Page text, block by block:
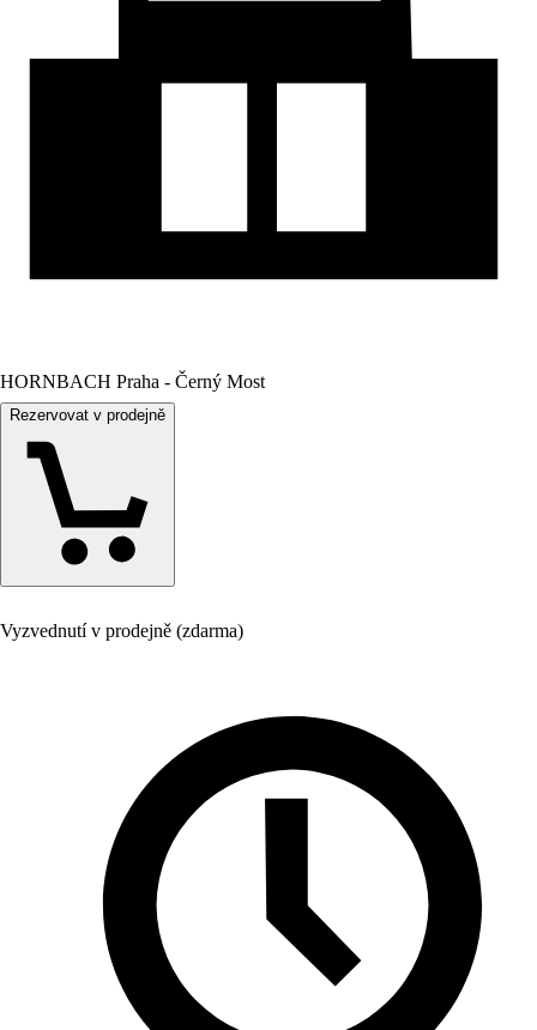
HORNBACH Praha - Černý Most
Rezervovat v prodejně
Vyzvednutí v prodejně (zdarma)